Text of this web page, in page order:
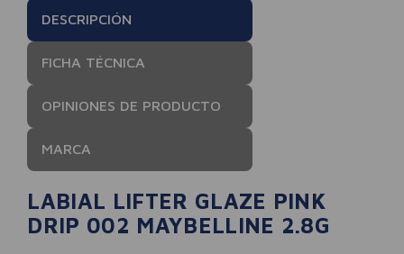
DESCRIPCIÓN
FICHA TÉCNICA
OPINIONES DE PRODUCTO
MARCA
LABIAL LIFTER GLAZE PINK
DRIP 002 MAYBELLINE 2.8G